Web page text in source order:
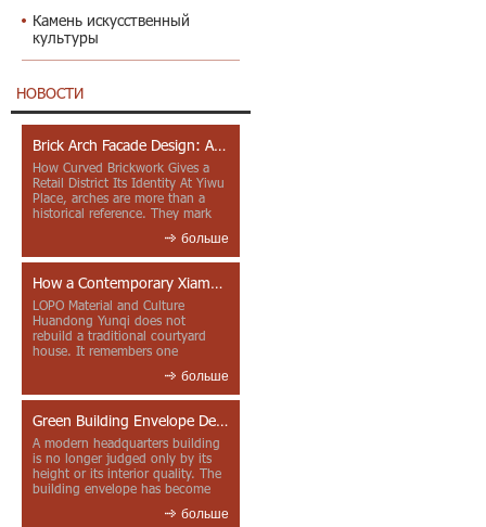
Камень искусственный
культуры
НОВОСТИ
Brick Arch Facade Design: A Closer Look at Yiwu Place
How Curved Brickwork Gives a
Retail District Its Identity At Yiwu
Place, arches are more than a
historical reference. They mark
больше
How a Contemporary Xiamen Project Reframes Minnan Red Brick
LOPO Material and Culture
Huandong Yunqi does not
rebuild a traditional courtyard
house. It remembers one
больше
Green Building Envelope Design: Clay Sunscreen Fins for Modern Headquarters Architecture
A modern headquarters building
is no longer judged only by its
height or its interior quality. The
building envelope has become
больше